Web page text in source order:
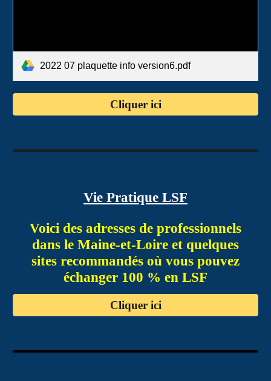
2022 07 plaquette info version6.pdf
Cliquer ici
Vie Pratique LSF
Voici des adresses de professionnels
dans le Maine-et-Loire et quelques
sites recommandés où vous pouvez
échanger 100 % en LSF
Cliquer ici